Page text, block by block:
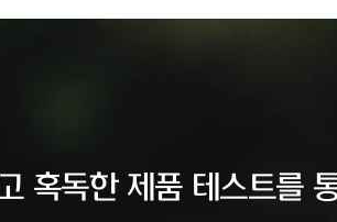
혹독한 제품 테스트를